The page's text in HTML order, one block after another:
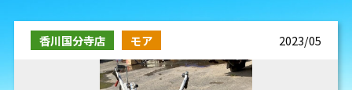
取り扱い商品
販売中の農機具
香川国分寺店 モア 2023/05